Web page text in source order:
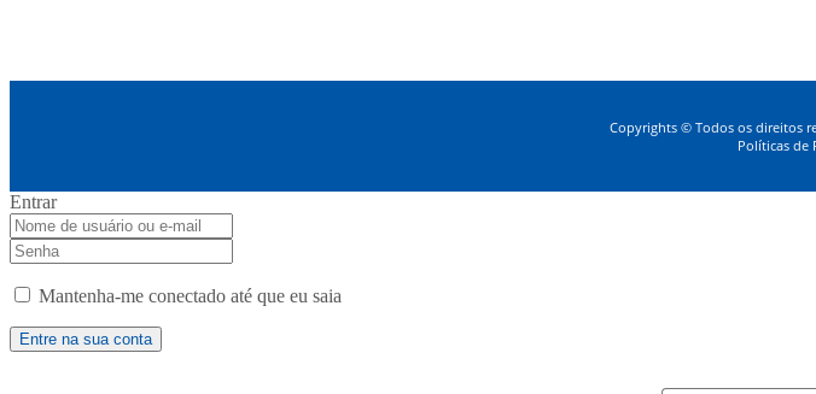
Copyrights © Todos os direitos
Políticas de
Entrar
Mantenha-me conectado até que eu saia